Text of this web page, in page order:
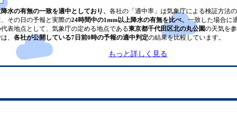
水の有無の一致を適中としており、 各社の「適中率」は気象庁による検証方法
その日の予報と実際の24時間中の1mm以上降水の有無を比べ、 一致した場合に
表地点として、気象庁の定める地点である東京都千代田区北の丸公園の天気を
、 各社が公開している7日前0時の予報の適中判定の結果を比較しています。
もっと詳しく見る